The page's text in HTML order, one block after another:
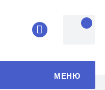
8 (4852) 33-
МЕНЮ